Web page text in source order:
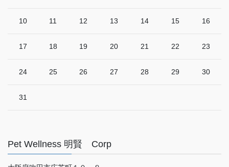
10 11 12 13 14 15 16
17 18 19 20 21 22 23
24 25 26 27 28 29 30
31
Pet Wellness 明賢 Corp